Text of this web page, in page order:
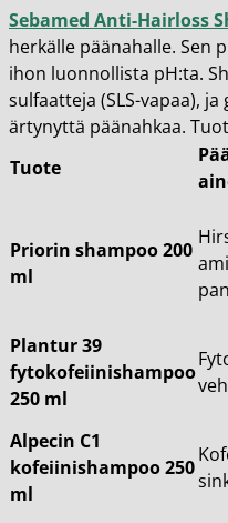
Sebamed Anti-Hairloss
herkälle päänahalle. Sen
ihon luonnollista pH:ta.
sulfaatteja (SLS-vapaa),
ärtynyttä päänahkaa.
Tuote
Priorin shampoo 200
ml
Plantur 39
fytokofeiinishampoo
250 ml
Alpecin C1
kofeiinishampoo 250
ml